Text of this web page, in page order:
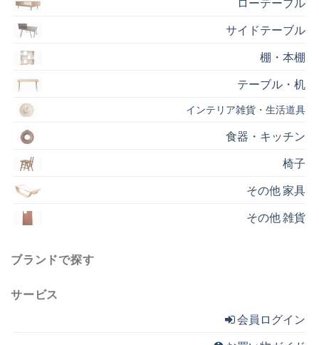
サイドテーブル
棚・本棚
テーブル・机
インテリア雑貨・生活道具
食器・キッチン
椅子
その他 家具
その他 雑貨
ブランドで探す
サービス
会員ログイン